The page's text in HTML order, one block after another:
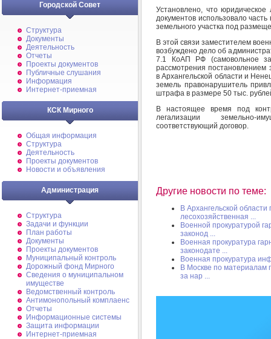
Городской Совет
Структура
Документы
Деятельность
Отчеты
Проекты документов
Публичные слушания
Информация
Интернет-приемная
КСК Мирного
Общая информация
Структура
Деятельность
Проекты документов
Новости и объявления
Администрация
Структура
Задачи и функции
План работы
Документы
Проекты документов
Муниципальный контроль
Дорожный фонд Мирного
Cведения о муниципальном
имуществе
Ведомственный контроль
Антимонопольный комплаенс
Отчеты
Информационные системы
Защита информации
Интернет-приемная
Установлено, что
документов использовало
земельного участка под
В этой связи заместителем
возбуждено дело об
7.1 КоАП РФ (самовольное
рассмотрения постановлением
в Архангельской области и
земель правонарушитель
штрафа в размере 50 тыс.
В настоящее время под
легализации земельно-
соответствующий договор.
Другие новости по теме:
В Архангельской
лесохозяйственная ...
Военной прокуратурой
законод ...
Военная прокуратура
законодате ...
Военная прокуратура
В Москве по материалам
за нар ...